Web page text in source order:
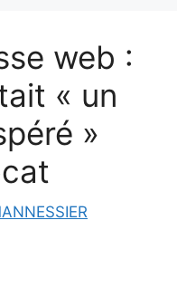
web :
« un
»